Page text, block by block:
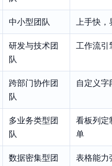
中小型团队 上手快，
研发与技术团
队
工作流引
跨部门协作团
队
自定义字
多业务类型团
队
看板列定
单
数据密集型团
表格能力